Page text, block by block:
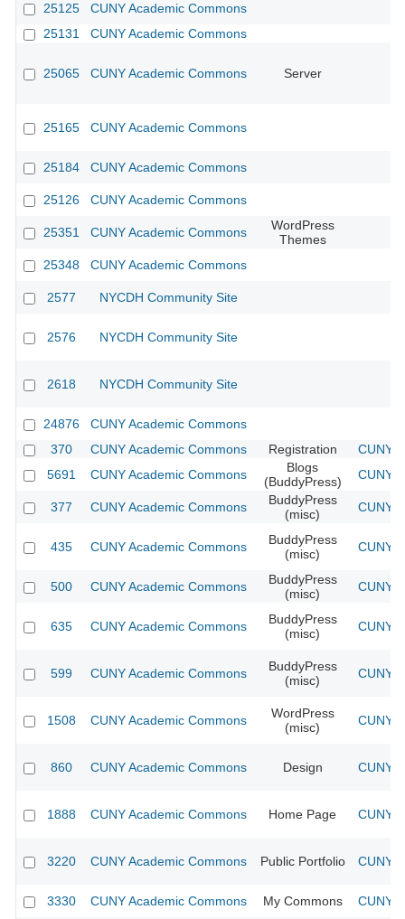
25125
CUNY Academic Commons
25131
CUNY Academic Commons
25065 CUNY Academic Commons Server
25165 CUNY Academic Commons
25184 CUNY Academic Commons
25126 CUNY Academic Commons
25351 CUNY Academic Commons
WordPress
Themes
25348
CUNY Academic Commons
2577 NYCDH Community Site
2576 NYCDH Community Site
2618 NYCDH Community Site
24876
CUNY Academic Commons
370
CUNY Academic Commons Registration
CUNY
5691
CUNY Academic Commons
Blogs
(BuddyPress)
CUNY
377 CUNY Academic Commons
BuddyPress
(misc)
CUNY
435 CUNY Academic Commons
BuddyPress
(misc)
CUNY
500 CUNY Academic Commons
BuddyPress
(misc)
CUNY
635 CUNY Academic Commons
BuddyPress
(misc)
CUNY
599 CUNY Academic Commons
BuddyPress
(misc)
CUNY
1508 CUNY Academic Commons
WordPress
(misc)
CUNY
860 CUNY Academic Commons Design CUNY
1888 CUNY Academic Commons Home Page CUNY
3220 CUNY Academic Commons Public Portfolio CUNY
3330 CUNY Academic Commons My Commons CUNY